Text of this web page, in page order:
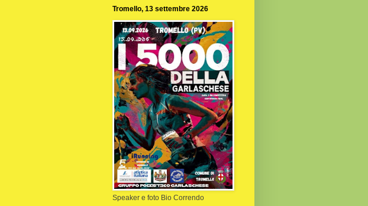
Tromello, 13 settembre 2026
Speaker e foto Bio Correndo